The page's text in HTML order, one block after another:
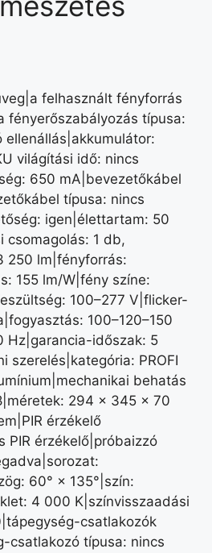
felhasznált fényforrás
fényerőszabályozás típusa:
ellenállás|akkumulátor:
világítási idő: nincs
650 mA|bevezetőkábel
típusa: nincs
igen|élettartam: 50
1 db,
250 lm|fényforrás:
155 lm/W|fény színe:
100–277 V|flicker-
100–120–150
Hz|garancia-időszak: 5
szerelés|kategória: PROFI
behatás
294 × 345 × 70
érzékelő
PIR érzékelő|próbaizzó
60° × 135°|szín:
4 000 K|színvisszaadási
csatlakozók
csatlakozó típusa: nincs